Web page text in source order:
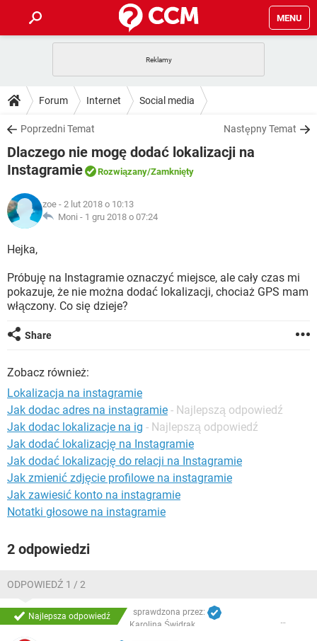
MENU
GRY WHATSAPP
SPOTIFY
INSTAGRAM FACEBOOK
WINDOWS 10
PORADY
PlayStation
SPOTIFY
WINDOWS 10
DO POBRANIA
ANDROID TIKTOK
GRY WHATSAPP
IOS
INSTAGRAM
WINDOWS 10
FORUM
GRY
WINDOWS 10
ARTYKUŁY
COVID-19
GRY
SPOTIFY NETFLIX
INSTAGRAM FACEBOOK
Forum Internet Social media
Poprzedni Temat Następny Temat
Dlaczego nie mogę dodać lokalizacji na
Instagramie
Rozwiązany/Zamknięty
zoe - 2 lut 2018 o 10:13
Moni - 1 gru 2018 o 07:24
Hejka,
Próbuję na Instagramie oznaczyć miejsce, ale cały czas mi
pokazuje, że nie można dodać lokalizacji, chociaż GPS mam
włączony. Co się dzieje?
Share
Zobacz również:
Lokalizacja na instagramie
Jak dodac adres na instagramie - Najlepszą odpowiedź
Jak dodac lokalizacje na ig - Najlepszą odpowiedź
Jak dodać lokalizację na Instagramie
Jak dodać lokalizację do relacji na Instagramie
Jak zmienić zdjęcie profilowe na instagramie
Jak zawiesić konto na instagramie
Notatki głosowe na instagramie
2 odpowiedzi
ODPOWIEDŹ 1 / 2
Najlepsza odpowiedź
sprawdzona przez:
Karolina Świdrak